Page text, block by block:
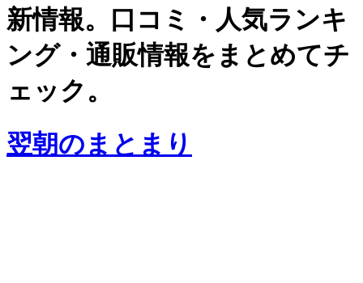
新情報。口コミ・人気ランキ
ング・通販情報をまとめてチ
ェック。
翌朝のまとまり